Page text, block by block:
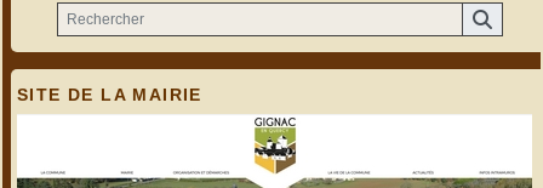
SITE DE LA MAIRIE